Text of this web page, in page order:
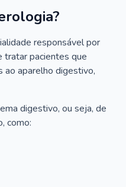
responsável por
tratar pacientes que
ao aparelho digestivo,
digestivo, ou seja, de
como: